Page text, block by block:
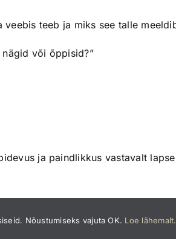
teeb ja miks see talle
või õppisid?”
ja paindlikkus vastavalt
Nõustumiseks vajuta OK. Loe lähemalt.